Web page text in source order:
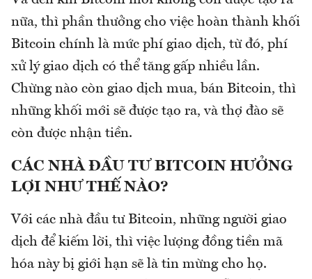
nữa, thì phần thưởng cho việc hoàn thành khối
Bitcoin chính là mức phí giao dịch, từ đó, phí
xử lý giao dịch có thể tăng gấp nhiều lần.
Chừng nào còn giao dịch mua, bán Bitcoin, thì
những khối mới sẽ được tạo ra, và thợ đào sẽ
còn được nhận tiền.
CÁC NHÀ ĐẦU TƯ BITCOIN HƯỞNG
LỢI NHƯ THẾ NÀO?
Với các nhà đầu tư Bitcoin, những người giao
dịch để kiếm lời, thì việc lượng đồng tiền mã
hóa này bị giới hạn sẽ là tin mừng cho họ.